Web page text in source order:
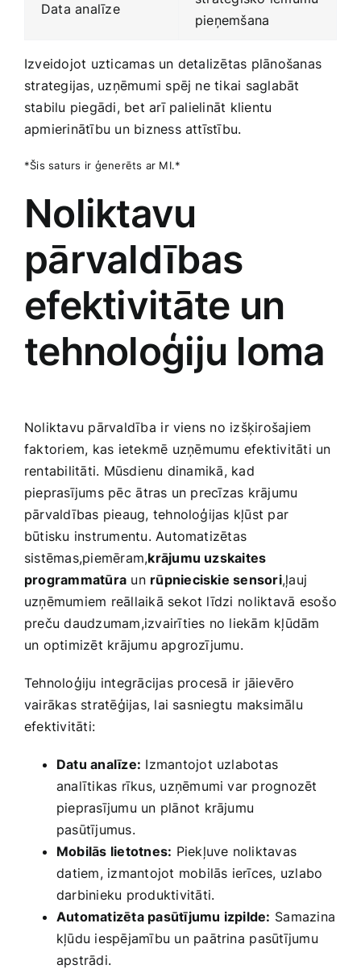
Data analīze
pieņemšana
Izveidojot uzticamas un detalizētas plānošanas
strategijas, uzņēmumi spēj ​ne tikai saglabāt
stabilu piegādi, bet arī palielināt ‍klientu⁣
apmierinātību un bizness attīstību.
*Šis saturs ir ģenerēts ar MI.*
Noliktavu
pārvaldības
efektivitāte un
tehnoloģiju loma
Noliktavu pārvaldība⁣ ir viens no izšķirošajiem
faktoriem, kas ietekmē ⁢uzņēmumu efektivitāti un
rentabilitāti. Mūsdienu dinamikā, kad
pieprasījums pēc ⁣ātras un precīzas krājumu
pārvaldības pieaug, tehnoloģijas kļūst par
būtisku instrumentu. Automatizētas
sistēmas,piemēram,krājumu uzskaites
programmatūra un​ rūpnieciskie sensori,ļauj
uzņēmumiem reāllaikā sekot līdzi ⁢noliktavā ​esošo
preču daudzumam,izvairīties no liekām kļūdām
un optimizēt ​krājumu apgrozījumu.
Tehnoloģiju integrācijas procesā ir jāievēro
vairākas ‌stratēģijas, lai sasniegtu maksimālu
efektivitāti:
Datu analīze: Izmantojot uzlabotas
analītikas rīkus, uzņēmumi var prognozēt
pieprasījumu un plānot krājumu
pasūtījumus.
Mobilās lietotnes: Piekļuve noliktavas
⁣datiem, izmantojot mobilās ierīces, uzlabo
darbinieku produktivitāti.
Automatizēta pasūtījumu izpilde: ⁢Samazina
kļūdu iespējamību un‌ paātrina ⁤pasūtījumu
apstrādi.